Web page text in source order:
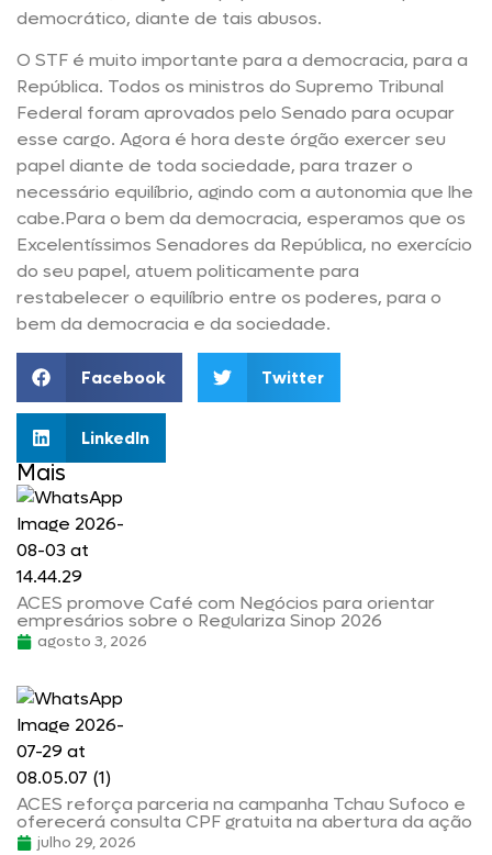
democrático, diante de tais abusos.
O STF é muito importante para a democracia, para a
República. Todos os ministros do Supremo Tribunal
Federal foram aprovados pelo Senado para ocupar
esse cargo. Agora é hora deste órgão exercer seu
papel diante de toda sociedade, para trazer o
necessário equilíbrio, agindo com a autonomia que lhe
cabe.Para o bem da democracia, esperamos que os
Excelentíssimos Senadores da República, no exercício
do seu papel, atuem politicamente para
restabelecer o equilíbrio entre os poderes, para o
bem da democracia e da sociedade.
Facebook Twitter
LinkedIn
Mais
ACES promove Café com Negócios para orientar
empresários sobre o Regulariza Sinop 2026
agosto 3, 2026
ACES reforça parceria na campanha Tchau Sufoco e
oferecerá consulta CPF gratuita na abertura da ação
julho 29, 2026